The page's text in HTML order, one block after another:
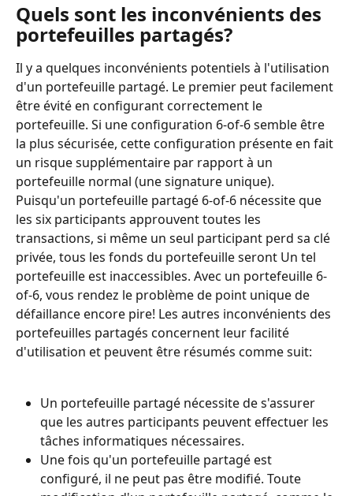
Quels sont les inconvénients des
portefeuilles partagés?
Il y a quelques inconvénients potentiels à l'utilisation
d'un portefeuille partagé. Le premier peut facilement
être évité en configurant correctement le
portefeuille. Si une configuration 6-of-6 semble être
la plus sécurisée, cette configuration présente en fait
un risque supplémentaire par rapport à un
portefeuille normal (une signature unique).
Puisqu'un portefeuille partagé 6-of-6 nécessite que
les six participants approuvent toutes les
transactions, si même un seul participant perd sa clé
privée, tous les fonds du portefeuille seront Un tel
portefeuille est inaccessibles. Avec un portefeuille 6-
of-6, vous rendez le problème de point unique de
défaillance encore pire! Les autres inconvénients des
portefeuilles partagés concernent leur facilité
d'utilisation et peuvent être résumés comme suit:
Un portefeuille partagé nécessite de s'assurer
que les autres participants peuvent effectuer les
tâches informatiques nécessaires.
Une fois qu'un portefeuille partagé est
configuré, il ne peut pas être modifié. Toute